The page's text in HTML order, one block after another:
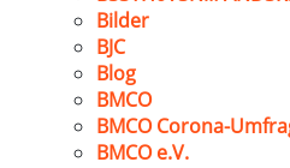
Bilder
BJC
Blog
BMCO
BMCO Corona-
BMCO e.V.